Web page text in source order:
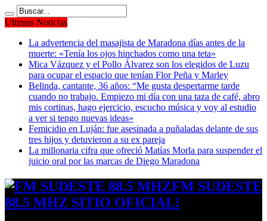
Ultimas Noticias
La advertencia del masajista de Maradona días antes de la
muerte: «Tenía los ojos hinchados como una teta»
Mica Vázquez y el Pollo Álvarez son los elegidos de Luzu
para ocupar el espacio que tenían Flor Peña y Marley
Belinda, cantante, 36 años: “Me gusta despertarme tarde
cuando no trabajo. Empiezo mi día con una taza de café, abro
mis cortinas, hago ejercicio, escucho música y voy al estudio
a ver si tengo nuevas ideas»
Femicidio en Luján: fue asesinada a puñaladas delante de sus
tres hijos y detuvieron a su ex pareja
La millonaria cifra que ofreció Matías Morla para suspender el
juicio oral por las marcas de Diego Maradona
FM SUDESTE
88.5 MHZ SITIO OFICIAL!